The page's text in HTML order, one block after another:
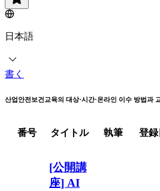
日本語
書く
산업안전보건교육의 대상·시간·온라인 이수 방법과
番号 タイトル 執筆 登録
[公開講
座] AI